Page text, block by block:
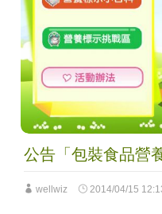
公告「包裝食品營
wellwiz 2014/04/15